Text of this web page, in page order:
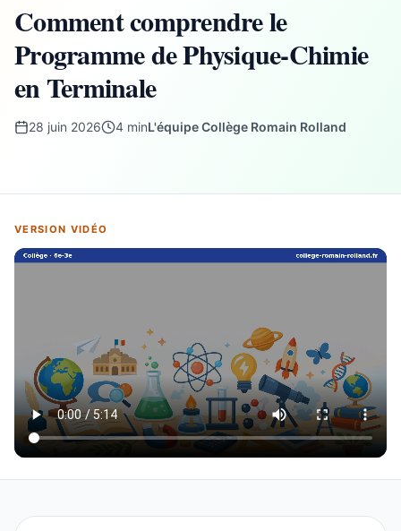
Comment comprendre le
Programme de Physique-Chimie
en Terminale
28 juin 2026 4 minL'équipe Collège Romain Rolland
VERSION VIDÉO